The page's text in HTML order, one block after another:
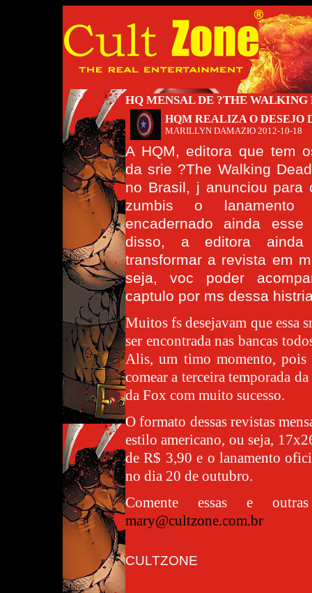
HQ MENSAL DE ?THE WALKING
HQM REALIZA O DESEJO
MARILLYN DAMAZIO 2012-10-18
A HQM, editora que tem
da srie ?The Walking
no Brasil, j anunciou para
zumbis o
encadernado ainda
disso, a editora ainda
transformar a revista em
seja, voc poder
captulo por ms dessa
Muitos fs desejavam que essa
ser encontrada nas bancas
Alis, um timo momento, pois
comear a terceira temporada
da Fox com muito sucesso.
O formato dessas revistas
estilo americano, ou seja,
de R$ 3,90 e o lanamento
no dia 20 de outubro.
Comente essas e
mary@cultzone.com.br
CULTZONE